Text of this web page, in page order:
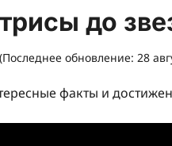
до
обновление: 28